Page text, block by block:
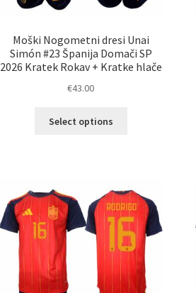
Moški Nogometni dresi Unai
Simón #23 Španija Domači SP
2026 Kratek Rokav + Kratke hlače
€43.00
Select options
Možnosti
lahko
izberete
na
strani
izdelka